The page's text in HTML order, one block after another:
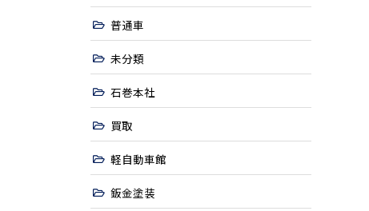
普通車
未分類
石巻本社
買取
軽自動車館
鈑金塗装